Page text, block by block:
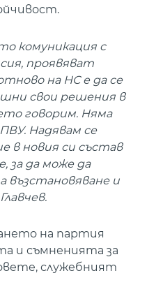
комуникация с
проявяват
на НС е да се
свои решения в
говорим. Няма
Надявам се
в новия си състав
за да може да
възстановяване и
на партия
и съмненията за
служебният